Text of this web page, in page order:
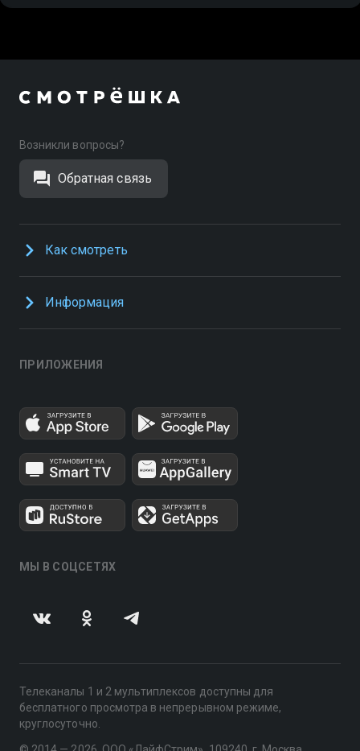
Возникли вопросы?
Обратная связь
Как смотреть
Информация
ПРИЛОЖЕНИЯ
МЫ В СОЦСЕТЯХ
Телеканалы 1 и 2 мультиплексов доступны для
бесплатного просмотра в непрерывном режиме,
круглосуточно.